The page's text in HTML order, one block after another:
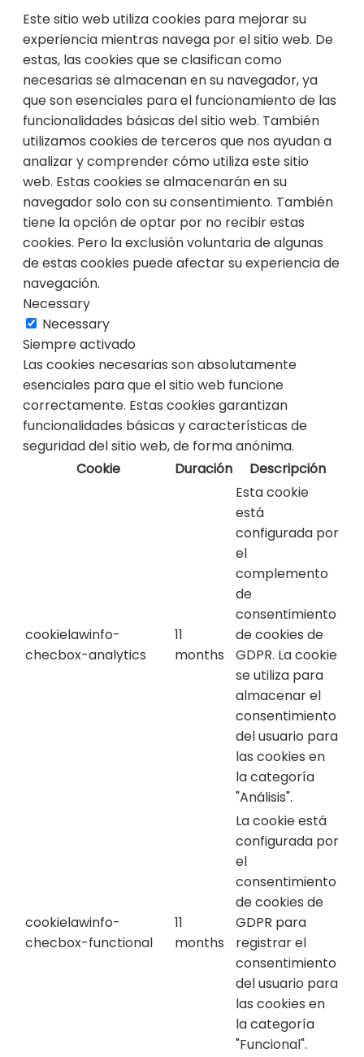
Este sitio web utiliza cookies para mejorar su
experiencia mientras navega por el sitio web. De
estas, las cookies que se clasifican como
necesarias se almacenan en su navegador, ya
que son esenciales para el funcionamiento de las
funcionalidades básicas del sitio web. También
utilizamos cookies de terceros que nos ayudan a
analizar y comprender cómo utiliza este sitio
web. Estas cookies se almacenarán en su
navegador solo con su consentimiento. También
tiene la opción de optar por no recibir estas
cookies. Pero la exclusión voluntaria de algunas
de estas cookies puede afectar su experiencia de
navegación.
Necessary
Necessary
Siempre activado
Las cookies necesarias son absolutamente
esenciales para que el sitio web funcione
correctamente. Estas cookies garantizan
funcionalidades básicas y características de
seguridad del sitio web, de forma anónima.
Cookie
Duración Descripción
cookielawinfo-
checbox-analytics
11
months
Esta cookie
está
configurada por
el
complemento
de
consentimiento
de cookies de
GDPR. La cookie
se utiliza para
almacenar el
consentimiento
del usuario para
las cookies en
la categoría
"Análisis".
cookielawinfo-
checbox-functional
11
months
La cookie está
configurada por
el
consentimiento
de cookies de
GDPR para
registrar el
consentimiento
del usuario para
las cookies en
la categoría
"Funcional".